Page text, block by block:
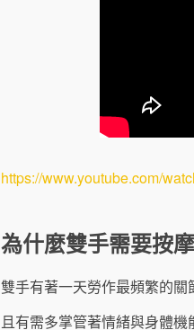
https://www.youtube.com/
為什麼雙手需要按
雙手有著一天勞作最頻繁的關
且有需多掌管著情緒與身體機